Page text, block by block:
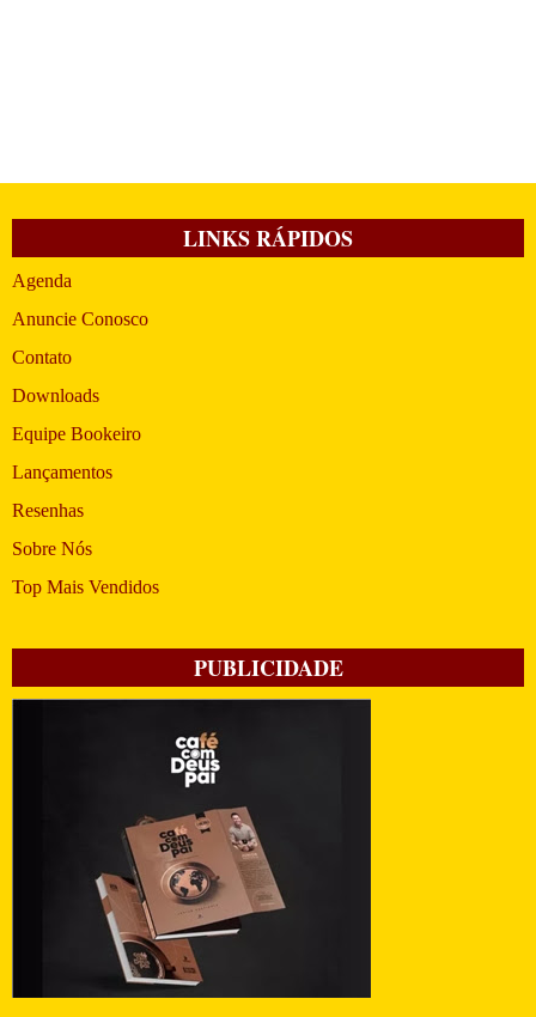
LINKS RÁPIDOS
Agenda
Anuncie Conosco
Contato
Downloads
Equipe Bookeiro
Lançamentos
Resenhas
Sobre Nós
Top Mais Vendidos
PUBLICIDADE